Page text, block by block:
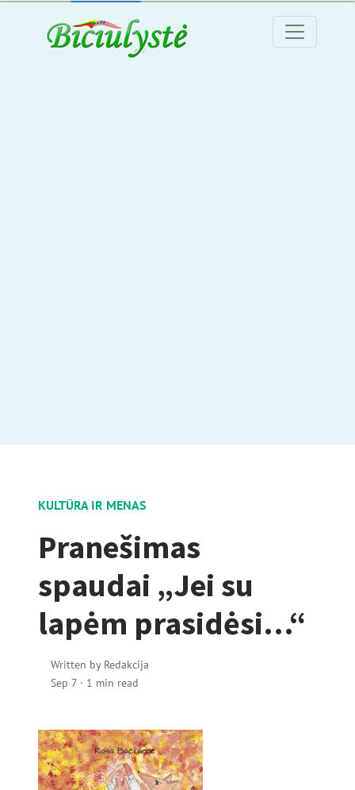
KULTŪRA IR MENAS
Pranešimas
spaudai „Jei su
lapėm prasidėsi…“
Written by Redakcija
Sep 7 · 1 min read